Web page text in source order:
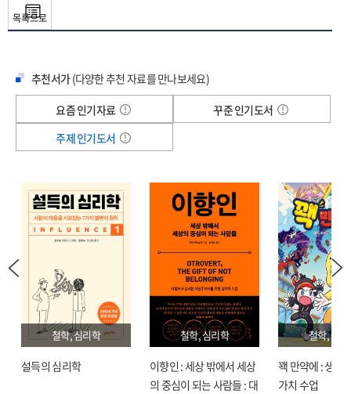
그간 연구의 정점을 찍었다. 그는 팟캐스트와 유튜브, 웹사이트, 기업 강연을
통해서도 ‘퓨처 셀프’를 명확하게 하고, 목표한 방향으로 이끄는 실용적인 전략을
이 책은 크게 세 파트로 구성되어 있다. 파트1은 ‘미래의 나’를 위협하는 요인
7가지를, 파트2는 ‘미래의 나’에 대한 진실 7가지를, 파트3은 ‘미래의 내’가 되는
7단계를 구체적으로 제시한다. 각 단계마다 자신을 점검해볼 수 있는 체크리스트와,
미래의 나와 연결하는 활동들이 포함된 워크지를 제공하고 있다. 또한 각 장의 핵심
점을 유명인들의 일화를 통해 소개해 재미를 더하고, 쉽게 이해할 수 있도록
설명한다. 이 책은 단순히 ‘퓨처 셀프’를 생각에서 그치지 않고 행동하게 만드는
구체적인 방법을 제시한다는 점에서 당신의 삶을 변화시키는 데 최고의 안내자
“어째서 우리는 미래의 내가 후회할 결정을 내리는가?”
‘미래의 나’를 다룬 최고의 자기계발서,
현재의 나를 올바른 방향으로 이끌고 싶다면
반드시 봐야 할 책
목록으로
추천서가(다양한 추천 자료를 만나보세요)
요즘 인기자료
꾸준 인기도서
주제 인기도서
철학, 심리학
설득의 심리학
철학, 심리학
이향인 : 세상 밖에서 세상
의 중심이 되는 사람들 : 대
철학, 심리
꽥 만약에 : 생각
가치 수업